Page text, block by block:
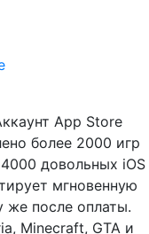
App Store
более 2000 игр
довольных iOS
мгновенную
же после оплаты.
Minecraft, GTA и